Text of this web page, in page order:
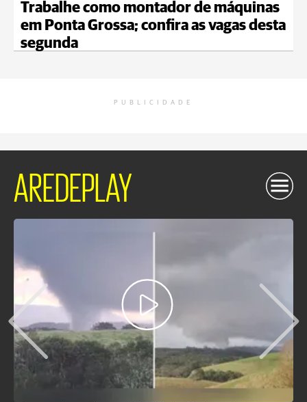
Trabalhe como montador de máquinas
em Ponta Grossa; confira as vagas desta
segunda
PUBLICIDADE
AREDEPLAY